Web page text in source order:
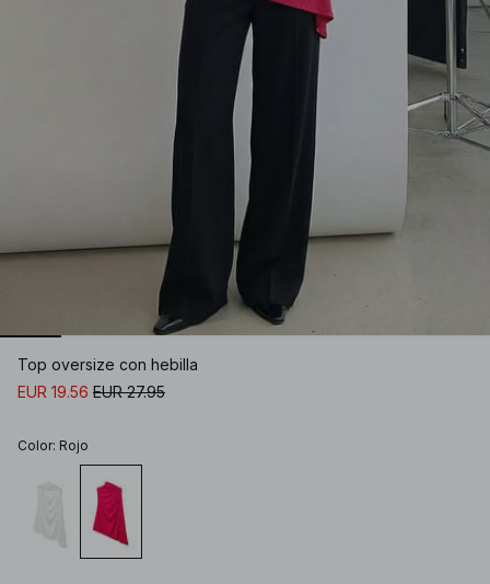
Top oversize con hebilla
EUR 19.56 EUR 27.95
Color: Rojo